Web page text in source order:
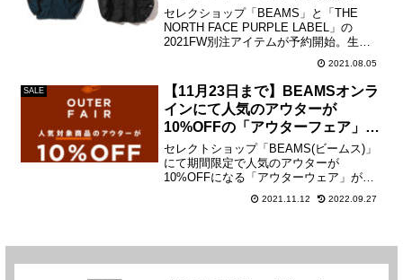
セレクショップ「BEAMS」と「THE
NORTH FACE PURPLE LABEL」の
2021FW別注アイテムが予約開始。生地
は50D Polyester Taffeta GORE_TEX
INFINIUM™️ 2 Layerを採用し、...
2021.08.05
SALE
【11月23日まで】BEAMSオンラ
インにて人気のアウターが
10%OFFの「アウターフェア」が
開催中
セレクトショップ「BEAMS(ビームス)」
にて期間限定で人気のアウターが
10%OFFになる「アウターウェア」が開
催中。店舗及びオンラインでの開催で、
オンラインで購入の際は注文時にクーポ
2021.11.12 2022.09.27